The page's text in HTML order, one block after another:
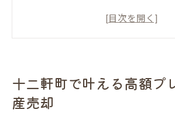
売却専門のだんらん住宅が
プレミアム不動産売却と通
十二軒町で叶える高額プ
産売却